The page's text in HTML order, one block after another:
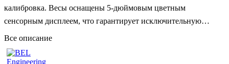
калибровка. Весы оснащены 5-дюймовым цветным
сенсорным дисплеем, что гарантирует исключительную
простоту использования весов и простую навигацию по
меню.
Все описание